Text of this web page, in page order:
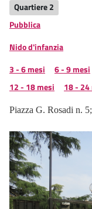
Quartiere 2
Pubblica
Nido d'infanzia
3 - 6 mesi
6 - 9 mesi
12 - 18 mesi
18 - 24
Piazza G. Rosadi n.